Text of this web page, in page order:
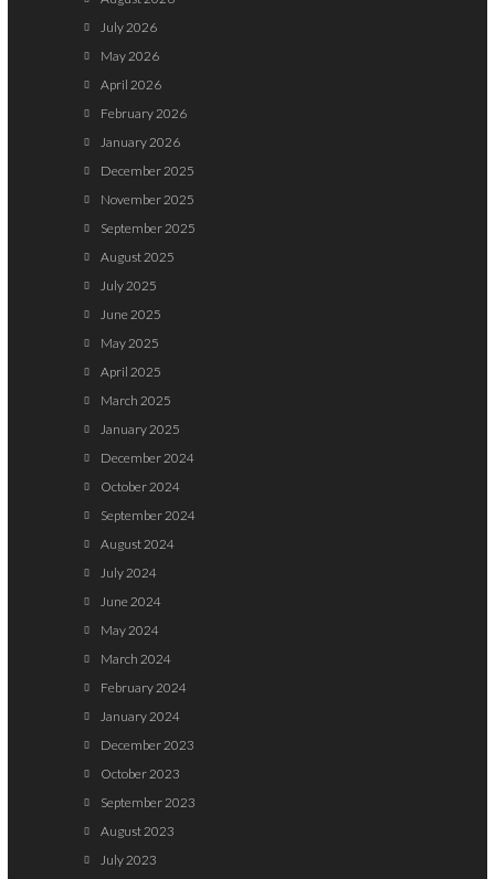
July 2026
May 2026
April 2026
February 2026
January 2026
December 2025
November 2025
September 2025
August 2025
July 2025
June 2025
May 2025
April 2025
March 2025
January 2025
December 2024
October 2024
September 2024
August 2024
July 2024
June 2024
May 2024
March 2024
February 2024
January 2024
December 2023
October 2023
September 2023
August 2023
July 2023